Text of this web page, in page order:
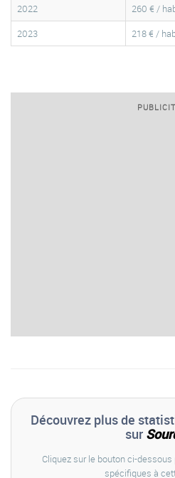
2022
260 € /
2023
218 € /
Découvrez plus de
sur
Cliquez sur le bouton ci-
spécifiques à